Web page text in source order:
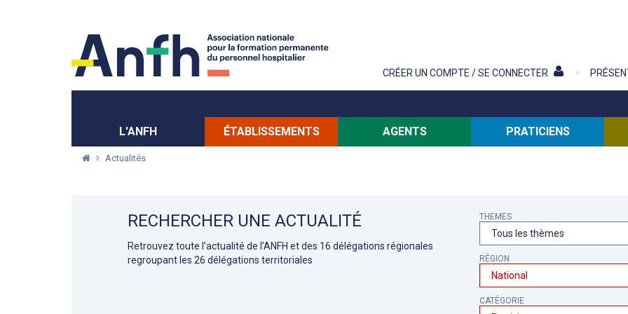
CRÉER UN COMPTE / SE CONNECTER
L'ANFH ÉTABLISSEMENTS AGENTS PRATICIENS
Actualités
RECHERCHER UNE ACTUALITÉ
Retrouvez toute l’actualité de l’ANFH et des 16 délégations régionales
regroupant les 26 délégations territoriales
THEMES
RÉGION
CATÉGORIE